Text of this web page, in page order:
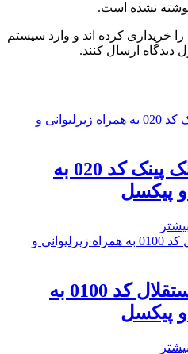
نشده است.
خریداری کرده اند و وارد سیستم
دیدگاه ارسال کنند.
ست ماگ طرح بلک پینک کد 020 به
و پیکسل
ست ماگ طرح استقلال کد 0100 به
و پیکسل